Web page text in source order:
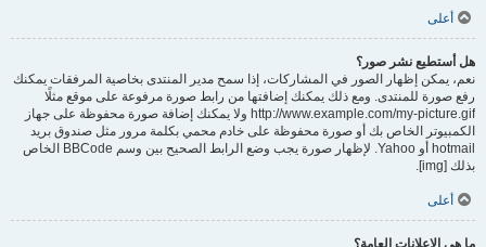
أعلى
هل أستطيع نشر صور؟
نعم، يمكن إظهار الصور في المشاركات، إذا سمح مدير المنتدى بخاصية المرفقات يمكنك
رفع صورة للمنتدى. ومع ذلك يمكنك إضافتها من رابط صورة مرفوعة على موقع مثلًا
http://www.example.com/my-picture.gif ولا يمكنك إضافة صورة محفوظة على جهاز
الكمبيوتر الخاص بك أو صورة محفوظة على خادم محمي بكلمة مرور مثل صندوق بريد
hotmail أو Yahoo. لإظهار صورة يجب وضع الرابط الصحيح بين وسم BBCode الخاص
بذلك [img].
أعلى
ما هي الإعلانات العامة؟